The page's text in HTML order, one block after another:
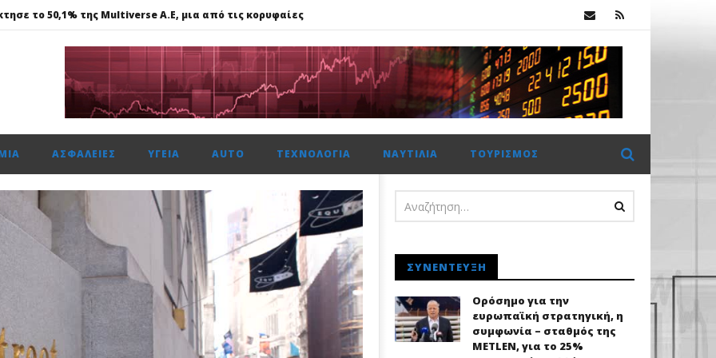
το 50,1% της Multiverse A.E, μια από τις κορυφαίες
Χρηματιστήριο Αθηνών: Πέμπτο σερί κλείσιμο πάνω από τις 2.600 μονάδες με στηρίγματα από τις τράπεζες
€49,35 εκατ., το 50% του Sofia South Ring Mall
το 50,1% της Multiverse A.E, μια από τις κορυφαίες
ΑΣΦΆΛΕΙΕΣ ΥΓΕΊΑ AUTO ΤΕΧΝΟΛΟΓΊΑ ΝΑΥΤΙΛΊΑ ΤΟΥΡΙΣΜΌΣ
ΣΥΝΈΝΤΕΥΞΗ
Ορόσημο για την
ευρωπαϊκή στρατηγική, η
συμφωνία – σταθμός της
METLEN, για το 25%